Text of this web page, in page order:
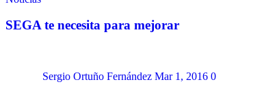
SEGA te necesita para mejorar
Sergio Ortuño Fernández Mar 1, 2016 0